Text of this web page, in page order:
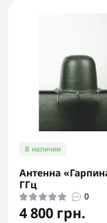
В наличии
Антенна
ГГц
0
4 800 грн.